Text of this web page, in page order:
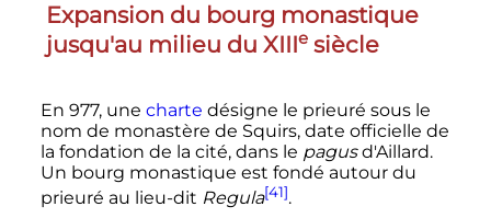
Expansion du bourg monastique
jusqu'au milieu du XIIIe siècle
En 977, une charte désigne le prieuré sous le
nom de monastère de Squirs, date officielle de
la fondation de la cité, dans le pagusd'Aillard.
Un bourg monastique est fondé autour du
prieuré au lieu-dit Regula[41].